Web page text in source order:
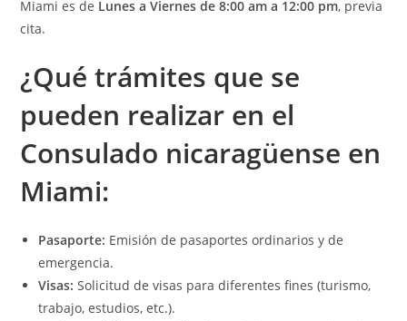
Miami es de Lunes a Viernes de 8:00 am a 12:00 pm, previa
cita.
¿Qué trámites que se
pueden realizar en el
Consulado nicaragüense en
Miami:
Pasaporte: Emisión de pasaportes ordinarios y de
emergencia.
Visas: Solicitud de visas para diferentes fines (turismo,
trabajo, estudios, etc.).